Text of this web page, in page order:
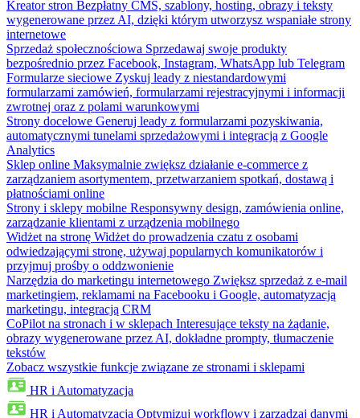
Kreator stron Bezpłatny CMS, szablony, hosting, obrazy i teksty
wygenerowane przez AI, dzięki którym utworzysz wspaniałe strony
internetowe
Sprzedaż społecznościowa Sprzedawaj swoje produkty
bezpośrednio przez Facebook, Instagram, WhatsApp lub Telegram
Formularze sieciowe Zyskuj leady z niestandardowymi
formularzami zamówień, formularzami rejestracyjnymi i informacji
zwrotnej oraz z polami warunkowymi
Strony docelowe Generuj leady z formularzami pozyskiwania,
automatycznymi tunelami sprzedażowymi i integracją z Google
Analytics
Sklep online Maksymalnie zwiększ działanie e-commerce z
zarządzaniem asortymentem, przetwarzaniem spotkań, dostawą i
płatnościami online
Strony i sklepy mobilne Responsywny design, zamówienia online,
zarządzanie klientami z urządzenia mobilnego
Widżet na stronę Widżet do prowadzenia czatu z osobami
odwiedzającymi stronę, używaj popularnych komunikatorów i
przyjmuj prośby o oddzwonienie
Narzędzia do marketingu internetowego Zwiększ sprzedaż z e-mail
marketingiem, reklamami na Facebooku i Google, automatyzacją
marketingu, integracją CRM
CoPilot na stronach i w sklepach Interesujące teksty na żądanie,
obrazy wygenerowane przez AI, dokładne prompty, tłumaczenie
tekstów
Zobacz wszystkie funkcje związane ze stronami i sklepami
HR i Automatyzacja
HR i Automatyzacja Optymizuj workflowy i zarządzaj danymi